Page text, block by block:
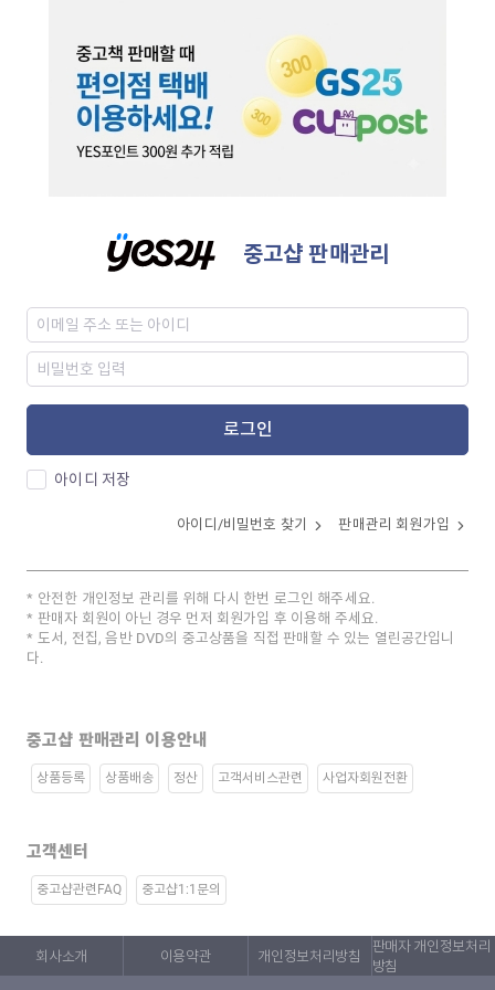
중고샵 판매관리
로그인
아이디 저장
아이디/비밀번호 찾기 판매관리 회원가입
안전한 개인정보 관리를 위해 다시 한번 로그인 해주세요.
판매자 회원이 아닌 경우 먼저 회원가입 후 이용해 주세요.
도서, 전집, 음반 DVD의 중고상품을 직접 판매할 수 있는 열린공간입니
다.
중고샵 판매관리 이용안내
상품등록 상품배송 정산 고객서비스관련 사업자회원전환
고객센터
중고샵관련FAQ 중고샵1:1문의
회사소개 이용약관 개인정보처리방침
판매자 개인정보처리
방침